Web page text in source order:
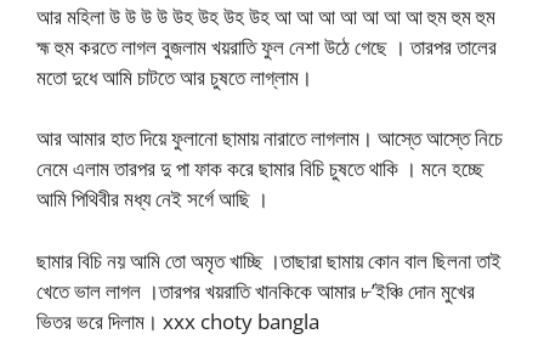
আর মহিলা উ উ উ উ উহ উহ উহ উহ আ আ আ আ আ আ আ হুম হুম হুম
হ্ম হুম করতে লাগল বুজলাম খয়রাতি ফুল নেশা উঠে গেছে । তারপর তালের
মতো দুধে আমি চাটতে আর চুষতে লাগ্লাম।
আর আমার হাত দিয়ে ফুলানো ছামায় নারাতে লাগলাম। আস্তে আস্তে নিচে
নেমে এলাম তারপর দু পা ফাক করে ছামার বিচি চুষতে থাকি । মনে হচ্ছে
আমি পিথিবীর মধ্য নেই সর্গে আছি ।
ছামার বিচি নয় আমি তো অমৃত খাচ্ছি ।তাছারা ছামায় কোন বাল ছিলনা তাই
খেতে ভাল লাগল ।তারপর খয়রাতি খানকিকে আমার ৮’ইঞ্চি দোন মুখের
ভিতর ভরে দিলাম। xxx choty bangla